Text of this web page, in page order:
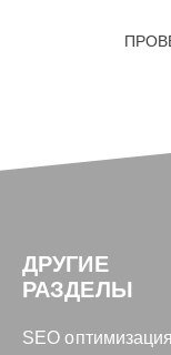
ДРУГИЕ
РАЗДЕЛЫ
SEO оптимизация